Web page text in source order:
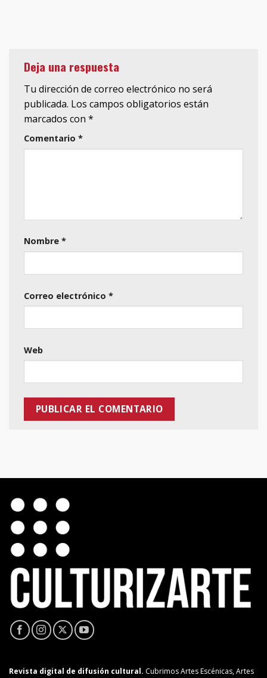
Deja una respuesta
Tu dirección de correo electrónico no será
publicada. Los campos obligatorios están
marcados con *
Comentario *
Nombre *
Correo electrónico *
Web
Revista digital de difusión cultural. Cubrimos Artes Escénicas, Artes